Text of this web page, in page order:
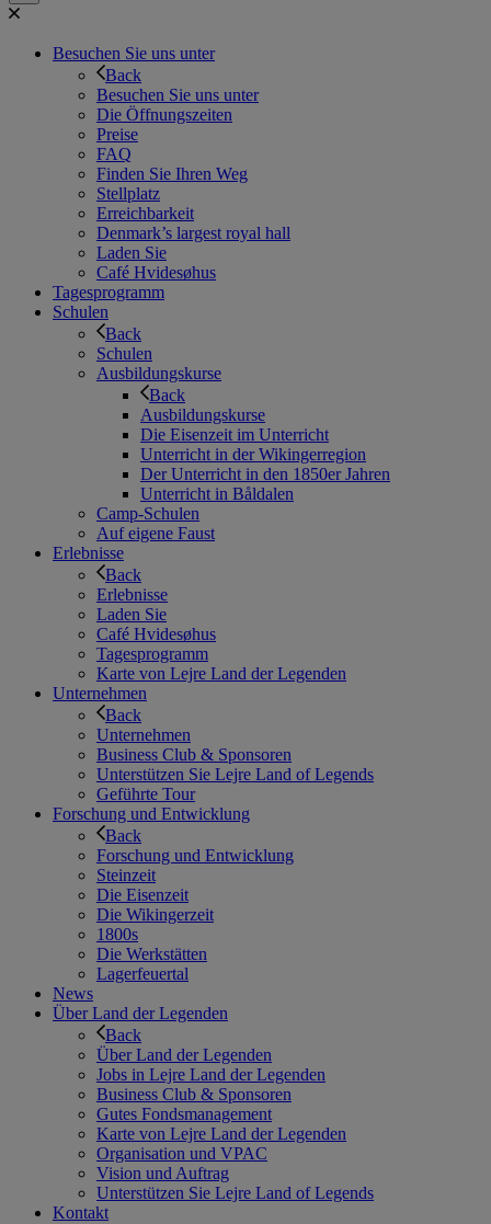
Besuchen Sie uns unter
Back
Besuchen Sie uns unter
Die Öffnungszeiten
Preise
FAQ
Finden Sie Ihren Weg
Stellplatz
Erreichbarkeit
Denmark’s largest royal hall
Laden Sie
Café Hvidesøhus
Tagesprogramm
Schulen
Back
Schulen
Ausbildungskurse
Back
Ausbildungskurse
Die Eisenzeit im Unterricht
Unterricht in der Wikingerregion
Der Unterricht in den 1850er Jahren
Unterricht in Båldalen
Camp-Schulen
Auf eigene Faust
Erlebnisse
Back
Erlebnisse
Laden Sie
Café Hvidesøhus
Tagesprogramm
Karte von Lejre Land der Legenden
Unternehmen
Back
Unternehmen
Business Club & Sponsoren
Unterstützen Sie Lejre Land of Legends
Geführte Tour
Forschung und Entwicklung
Back
Forschung und Entwicklung
Steinzeit
Die Eisenzeit
Die Wikingerzeit
1800s
Die Werkstätten
Lagerfeuertal
News
Über Land der Legenden
Back
Über Land der Legenden
Jobs in Lejre Land der Legenden
Business Club & Sponsoren
Gutes Fondsmanagement
Karte von Lejre Land der Legenden
Organisation und VPAC
Vision und Auftrag
Unterstützen Sie Lejre Land of Legends
Kontakt